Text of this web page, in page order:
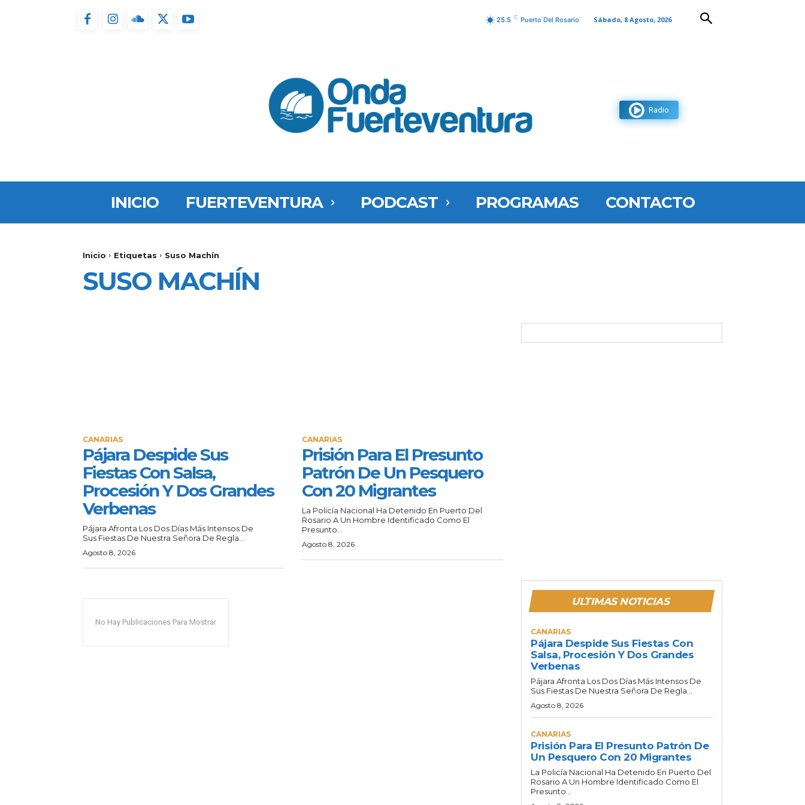
25.5 C Puerto Del Rosario Sábado, 8 Agosto, 2026
Radio
INICIO FUERTEVENTURA PODCAST PROGRAMAS CONTACTO
Inicio Etiquetas Suso Machín
SUSO MACHÍN
CANARIAS
Pájara Despide Sus
Fiestas Con Salsa,
Procesión Y Dos Grandes
Verbenas
Pájara Afronta Los Dos Días Más Intensos De
Sus Fiestas De Nuestra Señora De Regla...
Agosto 8, 2026
CANARIAS
Prisión Para El Presunto
Patrón De Un Pesquero
Con 20 Migrantes
La Policía Nacional Ha Detenido En Puerto Del
Rosario A Un Hombre Identificado Como El
Presunto...
Agosto 8, 2026
No Hay Publicaciones Para Mostrar
ULTIMAS NOTICIAS
CANARIAS
Pájara Despide Sus Fiestas Con
Salsa, Procesión Y Dos Grandes
Verbenas
Pájara Afronta Los Dos Días Más Intensos De
Sus Fiestas De Nuestra Señora De Regla...
Agosto 8, 2026
CANARIAS
Prisión Para El Presunto Patrón De
Un Pesquero Con 20 Migrantes
La Policía Nacional Ha Detenido En Puerto Del
Rosario A Un Hombre Identificado Como El
Presunto...